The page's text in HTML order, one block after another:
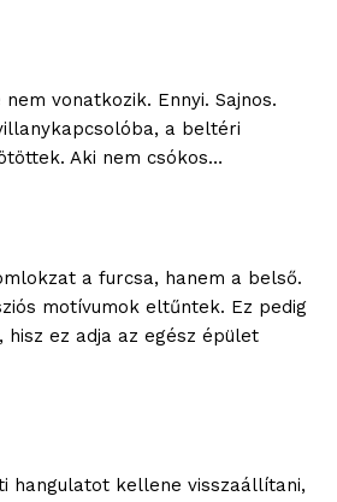
nem vonatkozik. Ennyi. Sajnos.
a beltéri
Aki nem csókos…
a furcsa, hanem a belső.
motívumok eltűntek. Ez pedig
hisz ez adja az egész épület
hangulatot kellene visszaállítani,